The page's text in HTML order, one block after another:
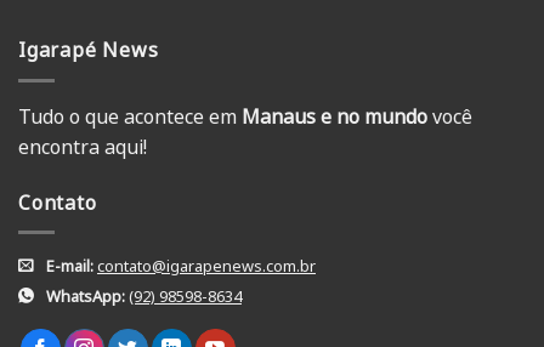
Igarapé News
Tudo o que acontece em Manaus e no mundovocê
encontra aqui!
Contato
E-mail:contato@igarapenews.com.br
WhatsApp:(92) 98598-8634